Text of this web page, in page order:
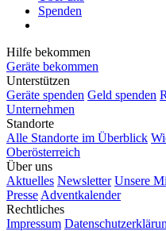
Spenden
Hilfe bekommen
Geräte bekommen
Unterstützen
Geräte spenden Geld spenden
Unternehmen
Standorte
Alle Standorte im Überblick
Oberösterreich
Über uns
Aktuelles Newsletter Unsere
Presse Adventkalender
Rechtliches
Impressum